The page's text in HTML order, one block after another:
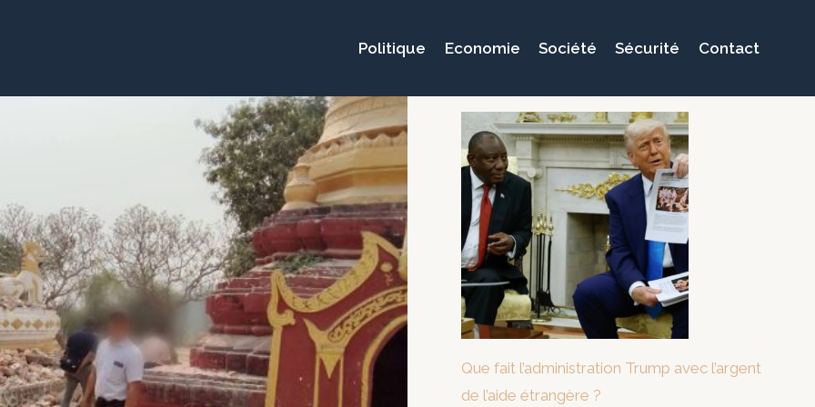
Politique Economie Société Sécurité Contact
Que fait l’administration Trump avec l’argent
de l’aide étrangère ?